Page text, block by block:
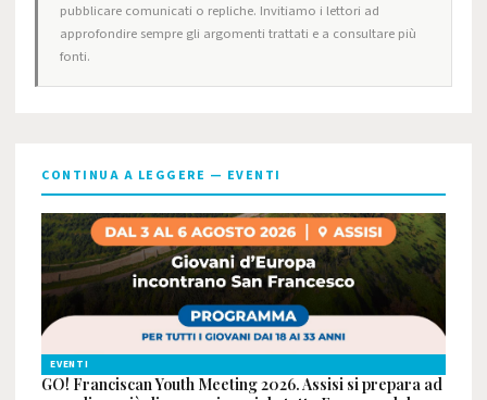
pubblicare comunicati o repliche. Invitiamo i lettori ad
approfondire sempre gli argomenti trattati e a consultare più
fonti.
CONTINUA A LEGGERE — EVENTI
EVENTI
GO! Franciscan Youth Meeting 2026. Assisi si prepara ad